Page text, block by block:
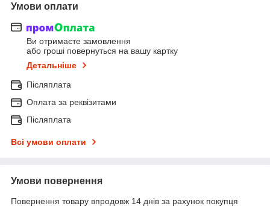
Умови оплати
Ви отримаєте замовлення
або гроші повернуться на вашу картку
Детальніше
Післяплата
Оплата за реквізитами
Післяплата
Всі умови оплати
Умови повернення
Повернення товару впродовж 14 днів за рахунок покупця